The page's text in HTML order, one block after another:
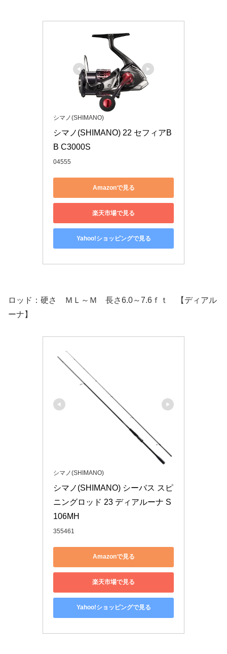
シマノ(SHIMANO)
シマノ(SHIMANO) 22 セフィアB
B C3000S
04555
Amazonで見る
楽天市場で見る
Yahoo!ショッピングで見る
ロッド：硬さ ＭＬ～Ｍ 長さ6.0～7.6ｆｔ 【ディアル
ーナ】
シマノ(SHIMANO)
シマノ(SHIMANO) シーバス スピ
ニングロッド 23 ディアルーナ S
106MH
355461
Amazonで見る
楽天市場で見る
Yahoo!ショッピングで見る